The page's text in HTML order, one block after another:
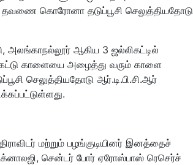
2 தவணை கொரோனா தடுப்பூசி செலுத்தியதோடு
அலங்காநல்லூர் ஆகிய 3 ஜல்லிகட்டில்
காளையை அழைத்து வரும் காளை
செலுத்தியதோடு ஆர்.டி.பி.சி.ஆர்
மற்றும் பழங்குடியினர் இனத்தைச்
சென்டர் போர் ஏரோஸ்பாஸ் ரெசெர்ச்